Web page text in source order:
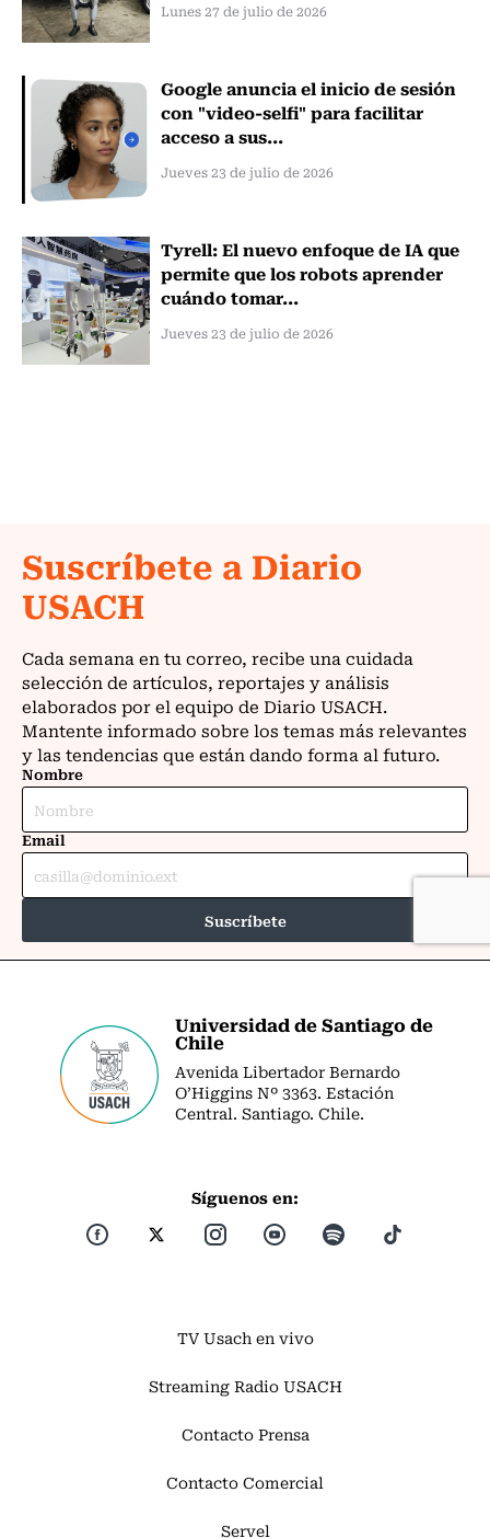
Lunes 27 de julio de 2026
Google anuncia el inicio de sesión
con "video-selfi" para facilitar
acceso a sus...
Jueves 23 de julio de 2026
Tyrell: El nuevo enfoque de IA que
permite que los robots aprender
cuándo tomar...
Jueves 23 de julio de 2026
Universidad de Santiago de
Chile
Avenida Libertador Bernardo
O’Higgins Nº 3363. Estación
Central. Santiago. Chile.
Síguenos en:
TV Usach en vivo
Streaming Radio USACH
Contacto Prensa
Contacto Comercial
Servel